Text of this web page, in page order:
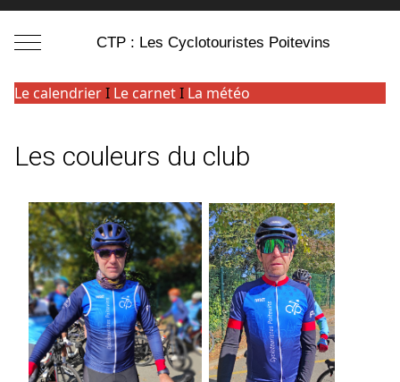
Mobile Menu ToggleCTP : Les Cyclotouristes Poitevins
Le calendrierI Le carnetI La météo
Les couleurs du club